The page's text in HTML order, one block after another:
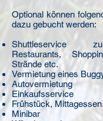
Optional können
dazu gebucht werden:
Shuttleservice
Restaurants,
Strände etc.
Vermietung eines
Autovermietung
Einkaufsservice
Frühstück,
Minibar